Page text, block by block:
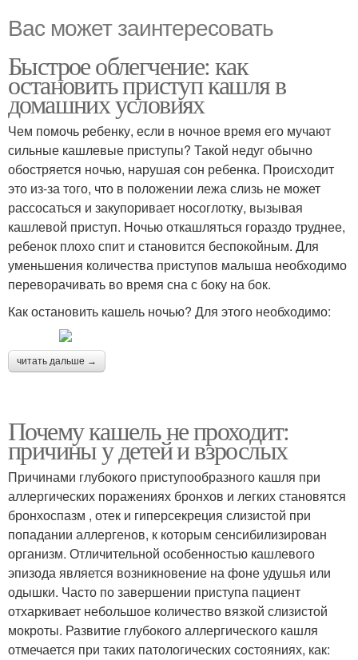
Вас может заинтересовать
Быстрое облегчение: как
остановить приступ кашля в
домашних условиях
Чем помочь ребенку, если в ночное время его мучают
сильные кашлевые приступы? Такой недуг обычно
обостряется ночью, нарушая сон ребенка. Происходит
это из-за того, что в положении лежа слизь не может
рассосаться и закупоривает носоглотку, вызывая
кашлевой приступ. Ночью откашляться гораздо труднее,
ребенок плохо спит и становится беспокойным. Для
уменьшения количества приступов малыша необходимо
переворачивать во время сна с боку на бок.
Как остановить кашель ночью? Для этого необходимо:
читать дальше →
Почему кашель не проходит:
причины у детей и взрослых
Причинами глубокого приступообразного кашля при
аллергических поражениях бронхов и легких становятся
бронхоспазм , отек и гиперсекреция слизистой при
попадании аллергенов, к которым сенсибилизирован
организм. Отличительной особенностью кашлевого
эпизода является возникновение на фоне удушья или
одышки. Часто по завершении приступа пациент
отхаркивает небольшое количество вязкой слизистой
мокроты. Развитие глубокого аллергического кашля
отмечается при таких патологических состояниях, как: